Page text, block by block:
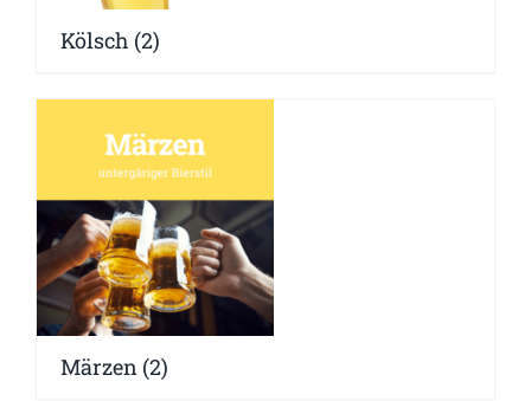
Kölsch (2)
Märzen (2)